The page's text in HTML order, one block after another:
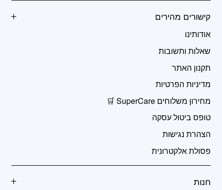
קישורים מהירים
אודותינו
שאלות ותשובות
תקנון האתר
מדיניות הפרטיות
מחירון משלוחים SuperCare 🛒
טופס ביטול עסקה
הצהרת נגישות
פסולת אלקטרונית
חנות